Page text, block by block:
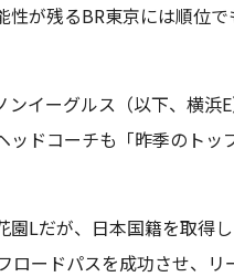
性が残るBR東京には順位
ンイーグルス（以下、横
ッドコーチも「昨季のト
園Lだが、日本国籍を取得
ロードパスを成功させ、リ